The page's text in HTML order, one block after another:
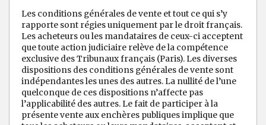
Les conditions générales de vente et tout ce qui s’y
rapporte sont régies uniquement par le droit français.
Les acheteurs ou les mandataires de ceux-ci acceptent
que toute action judiciaire relève de la compétence
exclusive des Tribunaux français (Paris). Les diverses
dispositions des conditions générales de vente sont
indépendantes les unes des autres. La nullité de l’une
quelconque de ces dispositions n’affecte pas
l’applicabilité des autres. Le fait de participer à la
présente vente aux enchères publiques implique que